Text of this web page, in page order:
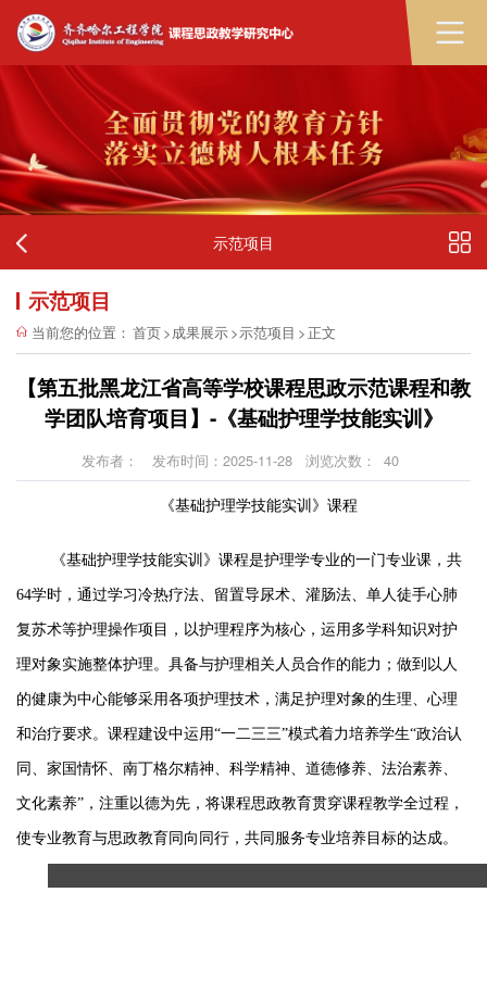
示范项目
示范项目
当前您的位置： 首页>成果展示>示范项目 >正文
【第五批黑龙江省高等学校课程思政示范课程和教
学团队培育项目】-《基础护理学技能实训》
发布者： 发布时间：2025-11-28 浏览次数： 40
《基础护理学技能实训》课程
《基础护理学技能实训 》课程是护理学专业的一门专业课 ，共
64学时， 通过学习冷热疗法、留置导尿术、灌肠法、单人徒手心肺
复苏术等护理操作项目，以护理程序为核心，运用多学科知识对护
理对象实施整体护理。具备与护理相关人员合作的能力；做到以人
的健康为中心能够采用各项护理技术，满足护理对象的生理、心理
和治疗要求。课程建设中运用“一二三三”模式着力培养学生“政治认
同、家国情怀、南丁格尔精神、科学精神、道德修养、法治素养、
文化素养”，注重以德为先，将课程思政教育贯穿课程教学全过程，
使专业教育与思政教育同向同行，共同服务专业培养目标的达成。